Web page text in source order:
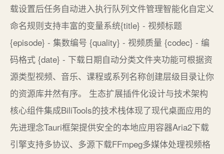
载设置后任务自动进入执行队列文件管理智能化自定义
命名规则支持丰富的变量系统{title} - 视频标题
{episode} - 集数编号 {quality} - 视频质量 {codec} - 编
码格式 {date} - 下载日期自动分类文件夹功能可根据资
源类型视频、音乐、课程或系列名称创建层级目录让你
的资源库井然有序。 生态扩展插件化设计与技术架构
核心组件集成BiliTools的技术栈体现了现代桌面应用的
先进理念Tauri框架提供安全的本地应用容器Aria2下载
引擎支持多协议、多源下载FFmpeg多媒体处理视频格